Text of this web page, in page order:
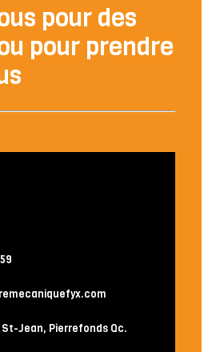
pour des
pour prendre
Jean, Pierrefonds Qc.